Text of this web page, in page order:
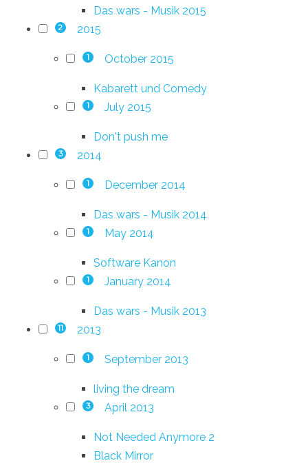
Das wars - Musik 2015
2 2015
1 October 2015
Kabarett und Comedy
1 July 2015
Don't push me
3 2014
1 December 2014
Das wars - Musik 2014
1 May 2014
Software Kanon
1 January 2014
Das wars - Musik 2013
11 2013
1 September 2013
living the dream
3 April 2013
Not Needed Anymore 2
Black Mirror